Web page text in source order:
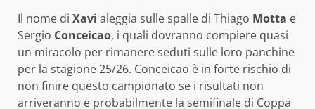
Il nome di Xavi aleggia sulle spalle di Thiago Motta e
Sergio Conceicao, i quali dovranno compiere quasi
un miracolo per rimanere seduti sulle loro panchine
per la stagione 25/26. Conceicao è in forte rischio di
non finire questo campionato se i risultati non
arriveranno e probabilmente la semifinale di Coppa